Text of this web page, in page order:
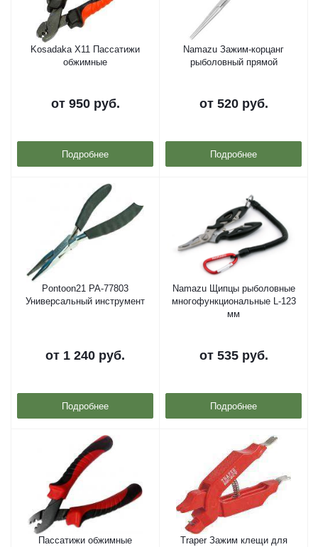
Kosadaka X11 Пассатижи
обжимные
от 950 руб.
Подробнее
Namazu Зажим-корцанг
рыболовный прямой
от 520 руб.
Подробнее
Pontoon21 PA-77803
Универсальный инструмент
от 1 240 руб.
Подробнее
Namazu Щипцы рыболовные
многофункциональные L-123
мм
от 535 руб.
Подробнее
Пассатижи обжимные
Traper Зажим клещи для